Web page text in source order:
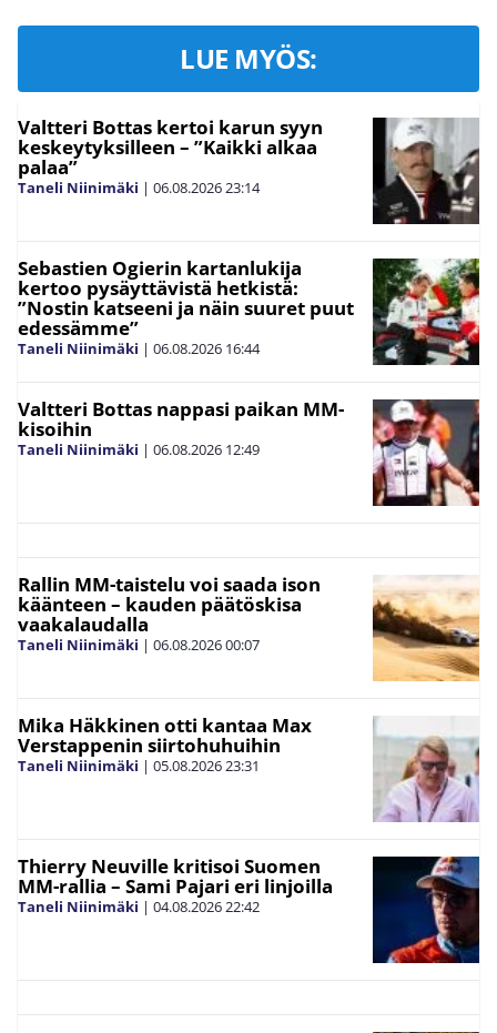
LUE MYÖS:
Valtteri Bottas kertoi karun syyn
keskeytyksilleen – ”Kaikki alkaa
palaa”
Taneli Niinimäki | 06.08.202623:14
Sebastien Ogierin kartanlukija
kertoo pysäyttävistä hetkistä:
”Nostin katseeni ja näin suuret puut
edessämme”
Taneli Niinimäki | 06.08.2026 16:44
Valtteri Bottas nappasi paikan MM-
kisoihin
Taneli Niinimäki | 06.08.2026 12:49
Rallin MM-taistelu voi saada ison
käänteen – kauden päätöskisa
vaakalaudalla
Taneli Niinimäki | 06.08.202600:07
Mika Häkkinen otti kantaa Max
Verstappenin siirtohuhuihin
Taneli Niinimäki | 05.08.202623:31
Thierry Neuville kritisoi Suomen
MM-rallia – Sami Pajari eri linjoilla
Taneli Niinimäki | 04.08.202622:42